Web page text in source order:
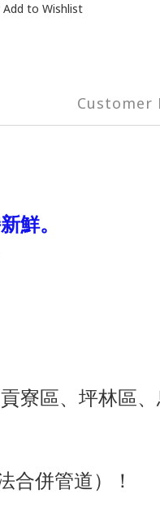
Add to Wishlist
Customer
鮮。
寮區、坪林區、
合併管道）！